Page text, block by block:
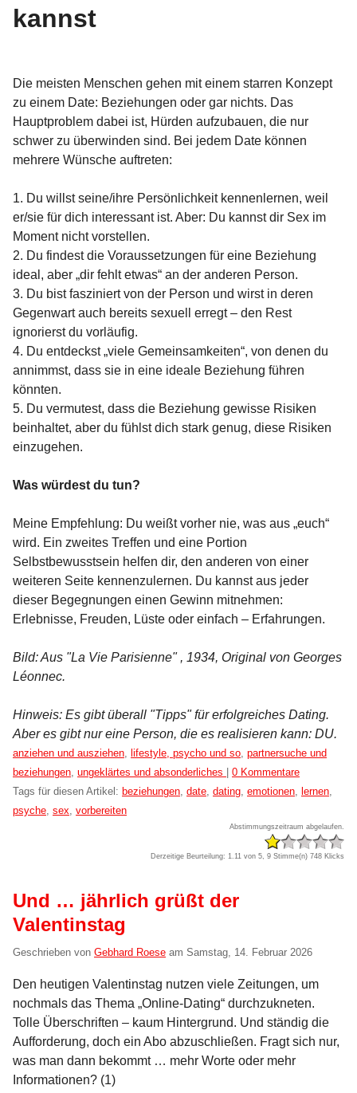
kannst
Die meisten Menschen gehen mit einem starren Konzept
zu einem Date: Beziehungen oder gar nichts. Das
Hauptproblem dabei ist, Hürden aufzubauen, die nur
schwer zu überwinden sind. Bei jedem Date können
mehrere Wünsche auftreten:
1. Du willst seine/ihre Persönlichkeit kennenlernen, weil
er/sie für dich interessant ist. Aber: Du kannst dir Sex im
Moment nicht vorstellen.
2. Du findest die Voraussetzungen für eine Beziehung
ideal, aber „dir fehlt etwas“ an der anderen Person.
3. Du bist fasziniert von der Person und wirst in deren
Gegenwart auch bereits sexuell erregt – den Rest
ignorierst du vorläufig.
4. Du entdeckst „viele Gemeinsamkeiten“, von denen du
annimmst, dass sie in eine ideale Beziehung führen
könnten.
5. Du vermutest, dass die Beziehung gewisse Risiken
beinhaltet, aber du fühlst dich stark genug, diese Risiken
einzugehen.
Was würdest du tun?
Meine Empfehlung: Du weißt vorher nie, was aus „euch“
wird. Ein zweites Treffen und eine Portion
Selbstbewusstsein helfen dir, den anderen von einer
weiteren Seite kennenzulernen. Du kannst aus jeder
dieser Begegnungen einen Gewinn mitnehmen:
Erlebnisse, Freuden, Lüste oder einfach – Erfahrungen.
Bild: Aus "La Vie Parisienne" , 1934, Original von Georges
Léonnec.
Hinweis: Es gibt überall "Tipps" für erfolgreiches Dating.
Aber es gibt nur eine Person, die es realisieren kann: DU.
Kategorien:
anziehen und ausziehen, lifestyle, psycho und so, partnersuche und
beziehungen, ungeklärtes und absonderliches
0 Kommentare
Tags für diesen Artikel: beziehungen, date, dating, emotionen, lernen,
psyche, sex, vorbereiten
Abstimmungszeitraum abgelaufen.
Derzeitige Beurteilung: 1.11 von 5, 9 Stimme(n) 748 Klicks
Und … jährlich grüßt der
Valentinstag
Geschrieben von Gebhard Roese am Samstag, 14. Februar 2026
Den heutigen Valentinstag nutzen viele Zeitungen, um
nochmals das Thema „Online-Dating“ durchzukneten.
Tolle Überschriften – kaum Hintergrund. Und ständig die
Aufforderung, doch ein Abo abzuschließen. Fragt sich nur,
was man dann bekommt … mehr Worte oder mehr
Informationen? (1)